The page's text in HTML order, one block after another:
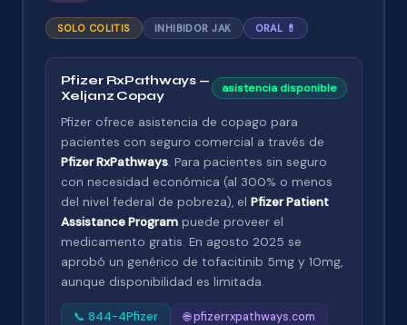
SOLO COLITIS INHIBIDOR JAK ORAL 💊
Pfizer RxPathways —
Xeljanz Copay
asistencia disponible
Pfizer ofrece asistencia de copago para
pacientes con seguro comercial a través de
Pfizer RxPathways. Para pacientes sin seguro
con necesidad económica (al 300% o menos
del nivel federal de pobreza), el Pfizer Patient
Assistance Programpuede proveer el
medicamento gratis. En agosto 2025 se
aprobó un genérico de tofacitinib 5mg y 10mg,
aunque disponibilidad es limitada.
📞 844-4Pfizer 🌐 pfizerrxpathways.com